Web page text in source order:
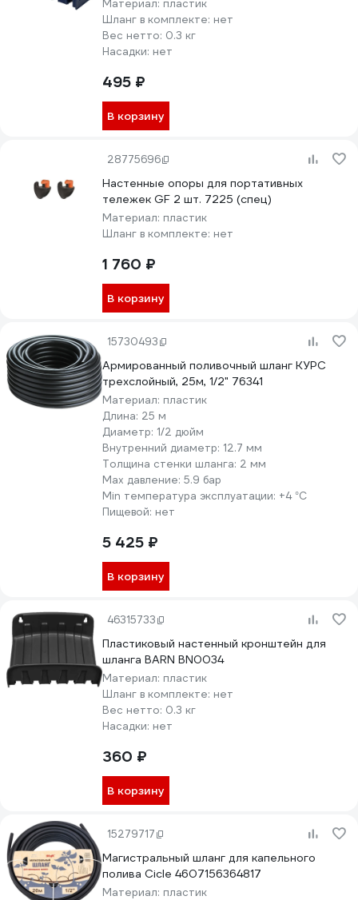
Материал: пластик
Шланг в комплекте: нет
Вес нетто: 0.3 кг
Насадки: нет
495 ₽
В корзину
28775696
Настенные опоры для портативных
тележек GF 2 шт. 7225 (спец)
Материал: пластик
Шланг в комплекте: нет
1 760 ₽
В корзину
15730493
Армированный поливочный шланг КУРС
трехслойный, 25м, 1/2" 76341
Материал: пластик
Длина: 25 м
Диаметр: 1/2 дюйм
Внутренний диаметр: 12.7 мм
Толщина стенки шланга: 2 мм
Max давление: 5.9 бар
Min температура эксплуатации: +4 °С
Пищевой: нет
5 425 ₽
В корзину
46315733
Пластиковый настенный кронштейн для
шланга BARN BN0034
Материал: пластик
Шланг в комплекте: нет
Вес нетто: 0.3 кг
Насадки: нет
360 ₽
В корзину
15279717
Магистральный шланг для капельного
полива Cicle 4607156364817
Материал: пластик